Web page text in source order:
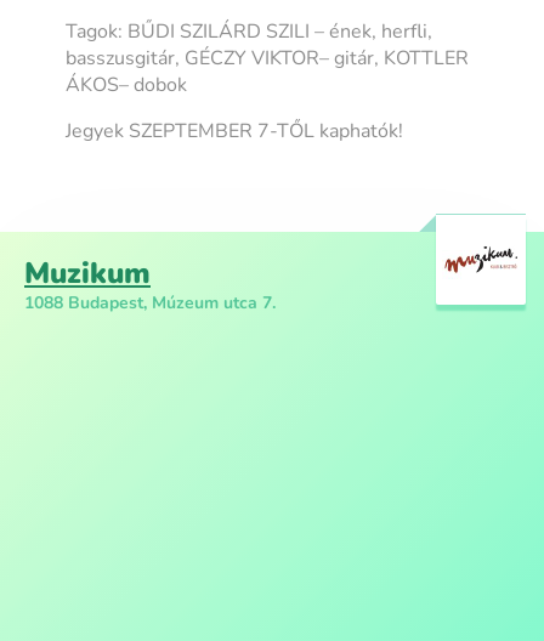
Tagok: BŰDI SZILÁRD SZILI – ének, herfli,
basszusgitár, GÉCZY VIKTOR– gitár, KOTTLER
ÁKOS– dobok
Jegyek SZEPTEMBER 7-TŐL kaphatók!
Muzikum
1088 Budapest, Múzeum utca 7.